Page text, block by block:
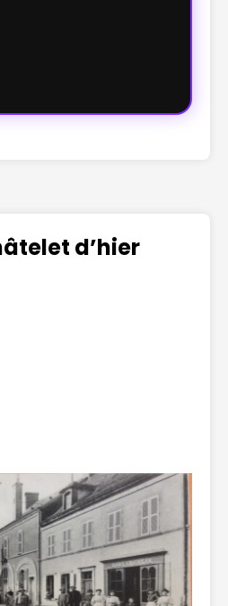
d’hier